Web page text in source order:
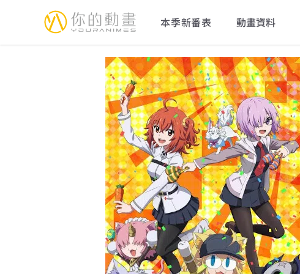
YourAnimes 你的動畫 本季新番表 動畫資料